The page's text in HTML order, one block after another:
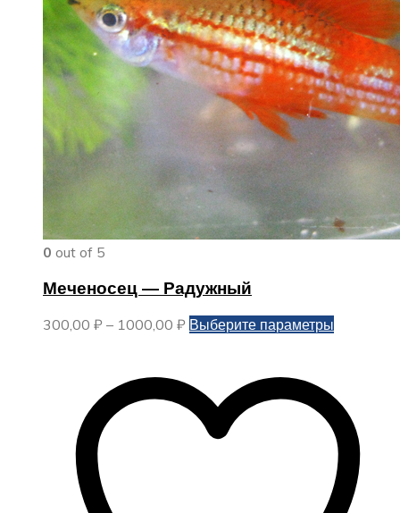
0 out of 5
Меченосец — Радужный
300,00 ₽ – 1000,00 ₽ Диапазон
1000,00 ₽
Выберите параметры
вариаций.
Опции
можно
выбрать
на
странице
товара.